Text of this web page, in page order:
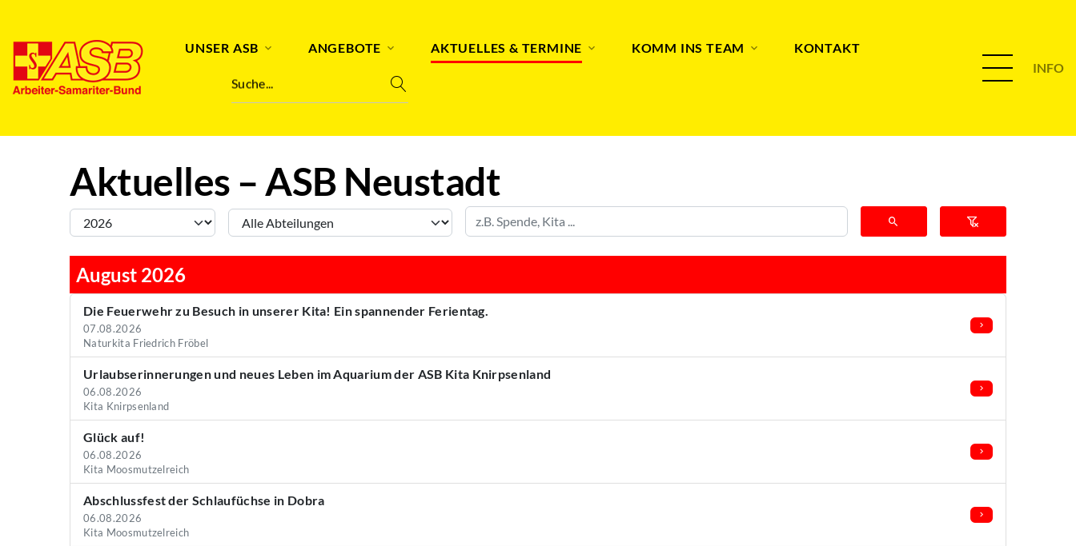
UNSER ASB ANGEBOTE AKTUELLES & TERMINE KOMM INS TEAM KONTAKT
Suche...
INFO
Aktuelles – ASB Neustadt
August 2026
Die Feuerwehr zu Besuch in unserer Kita! Ein spannender Ferientag.
07.08.2026
Naturkita Friedrich Fröbel
Urlaubserinnerungen und neues Leben im Aquarium der ASB Kita Knirpsenland
06.08.2026
Kita Knirpsenland
Glück auf!
06.08.2026
Kita Moosmutzelreich
Abschlussfest der Schlaufüchse in Dobra
06.08.2026
Kita Moosmutzelreich